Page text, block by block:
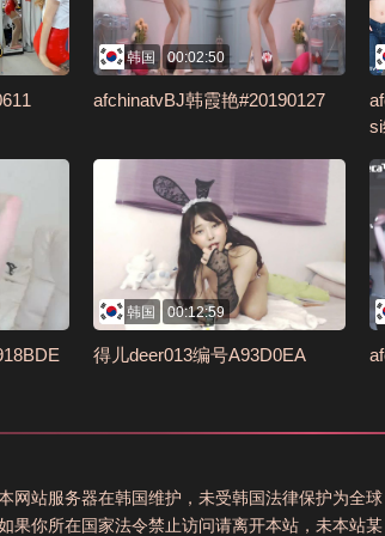
韩国 00:02:50
afchinatvBJ韩霞艳#20190127
韩国 00:12:59
得儿deer013编号A93D0EA
本网站服务器在韩国维护，未受韩国法律保护为全球
果你所在国家法令禁止访问请离开本站，未本站某